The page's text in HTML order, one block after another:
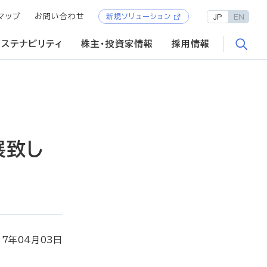
テナビリティ 株主・投資家情報 採用情報
ップ お問い合わせ 新規ソリューション JP EN
し
年04月03日